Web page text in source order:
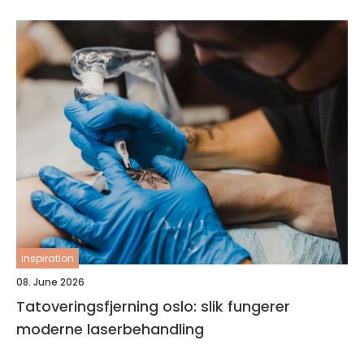
inspiration
08. June 2026
Tatoveringsfjerning oslo: slik fungerer
moderne laserbehandling